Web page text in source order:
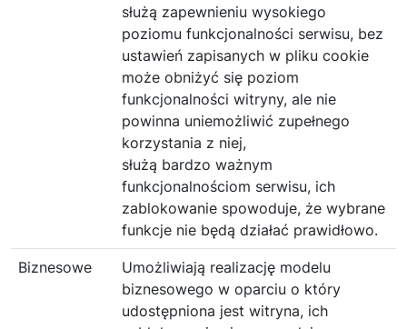
służą zapewnieniu wysokiego
poziomu funkcjonalności serwisu, bez
ustawień zapisanych w pliku cookie
może obniżyć się poziom
funkcjonalności witryny, ale nie
powinna uniemożliwić zupełnego
korzystania z niej,
służą bardzo ważnym
funkcjonalnościom serwisu, ich
zablokowanie spowoduje, że wybrane
funkcje nie będą działać prawidłowo.
Biznesowe
Umożliwiają realizację modelu
biznesowego w oparciu o który
udostępniona jest witryna, ich